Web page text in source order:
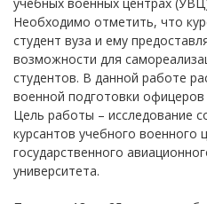
Необходимо отметить, что
студент вуза и ему
возможности для
студентов. В данной работе
военной подготовки
Цель работы – исследование
курсантов учебного военного
государственного
университета.